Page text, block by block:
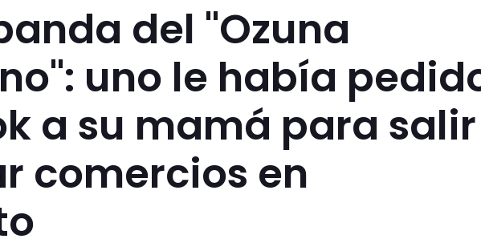
del "Ozuna
uno le había
a su mamá para
comercios en